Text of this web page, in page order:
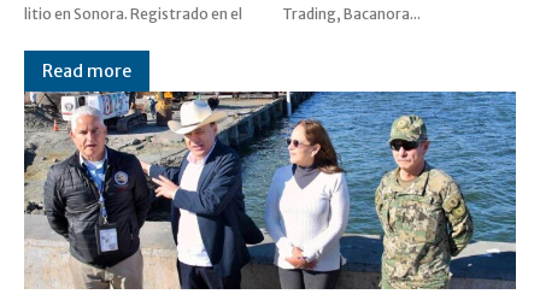
litio en Sonora. Registrado en el Trading, Bacanora...
Read more